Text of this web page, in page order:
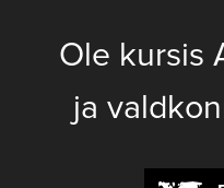
Ole kursis
ja